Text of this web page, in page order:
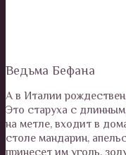
Ведьма Бефана
А в Италии
Это старуха с
на метле, входит в
столе мандарин,
принесет им уголь,